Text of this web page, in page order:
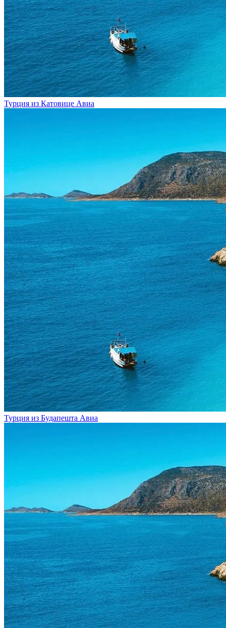
Турция из Катовице Авиа
Турция из Будапешта Авиа